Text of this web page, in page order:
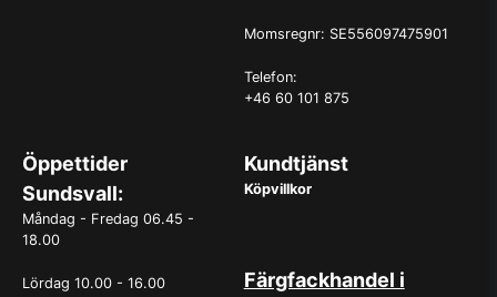
Momsregnr: SE556097475901
Telefon:
+46 60 101 875
Öppettider
Sundsvall:
Måndag - Fredag 06.45 -
18.00
Lördag 10.00 - 16.00
Kundtjänst
Köpvillkor
Färgfackhandel i